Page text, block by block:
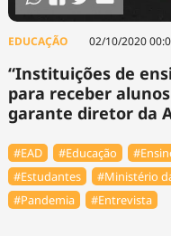
EDUCAÇÃO 02/10/2020
“Instituições de
para receber
garante diretor da
#EAD #Educação
#Estudantes
#Ministério
#Pandemia
#Entrevista